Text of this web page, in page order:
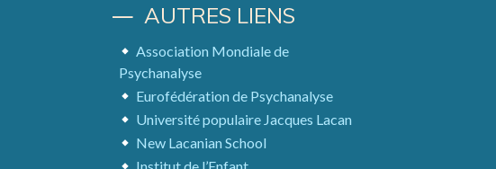
AUTRES LIENS
Association Mondiale de
Psychanalyse
Eurofédération de Psychanalyse
Université populaire Jacques Lacan
New Lacanian School
Institut de l’Enfant